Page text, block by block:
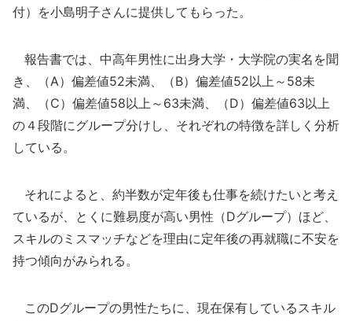
付）を小島明子さんに提供してもらった。
報告書では、中高年男性に出身大学・大学院の実名を聞
き、（A）偏差値52未満、（B）偏差値52以上～58未
満、（C）偏差値58以上～63未満、（D）偏差値63以上
の４段階にグループ分けし、それぞれの特徴を詳しく分析
している。
それによると、約半数が定年後も仕事を続けたいと考え
ているが、とくに難易度が高い男性（Dグループ）ほど、
スキルのミスマッチなどを理由に定年後の再就職に不安を
持つ傾向がみられる。
このDグループの男性たちに、現在保有しているスキル